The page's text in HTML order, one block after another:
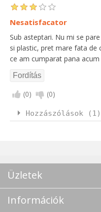
Nesatisfacator
Sub asteptari. Nu mi se
si plastic, pret mare fata de
ce am cumparat pana
(0) (0)
Hozzászólások (1)
Üzletek
Információk